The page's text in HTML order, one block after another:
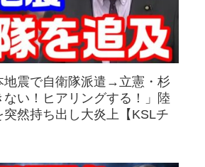
地震で自衛隊派遣→立憲・杉
ない！ヒアリングする！」陸
突然持ち出し大炎上【KSLチ